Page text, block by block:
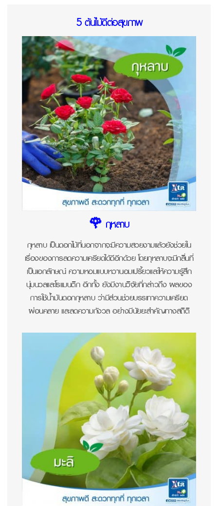
5 ต้นไม้ดีต่อสุขภาพ
🌹 กุหลาบ
กุหลาบ เป็นดอกไม้ที่นอกจากจะมีความสวยงามแล้วยังช่วยใน
เรื่องของการลดความเครียดได้ดีอีกด้วย โดยกุหลาบจะมีกลิ่นที่
เป็นเอกลักษณ์ ความหอมแบบหวานอมเปรี้ยวและให้ความรู้สึก
นุ่มนวลและโรแมนติก อีกทั้ง ยังมีงานวิจัยที่กล่าวถึง ผลของ
การใช้น้ำมันดอกกุหลาบ ว่ามีส่วนช่วยบรรเทาความเครียด
ผ่อนคลาย และลดความกังวล อย่างมีนัยยะสำคัญทางสถิติ